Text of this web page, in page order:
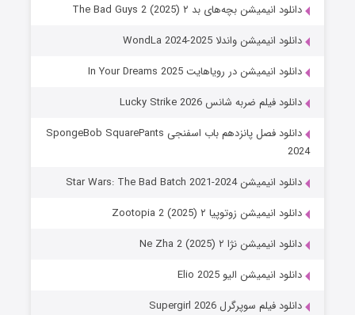
دانلود انیمیشن بچه‌های بد ۲ The Bad Guys 2 (2025)
دانلود انیمیشن واندلا WondLa 2024-2025
دانلود انیمیشن در رویاهایت In Your Dreams 2025
دانلود فیلم ضربه شانس Lucky Strike 2026
دانلود فصل پانزدهم باب اسفنجی SpongeBob SquarePants
2024
دانلود انیمیشن Star Wars: The Bad Batch 2021-2024
دانلود انیمیشن زوتوپیا ۲ Zootopia 2 (2025)
دانلود انیمیشن نژا ۲ Ne Zha 2 (2025)
دانلود انیمیشن الیو Elio 2025
دانلود فیلم سوپرگرل Supergirl 2026